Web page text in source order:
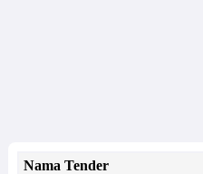
Nama Tender